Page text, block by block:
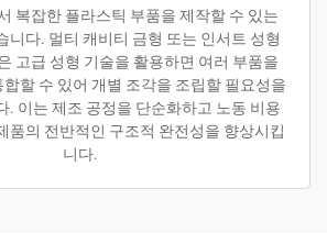
복잡한 플라스틱 부품을 제작할 수 있는
니다. 멀티 캐비티 금형 또는 인서트 성형
고급 성형 기술을 활용하면 여러 부품을
할 수 있어 개별 조각을 조립할 필요성을
. 이는 제조 공정을 단순화하고 노동 비용
품의 전반적인 구조적 완전성을 향상시킵
니다.